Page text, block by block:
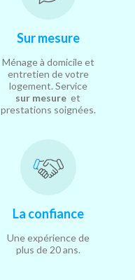
Sur mesure
Ménage à domicile et
entretien de votre
logement. Service
sur mesure et
prestations soignées.
La confiance
Une expérience de
plus de 20 ans.